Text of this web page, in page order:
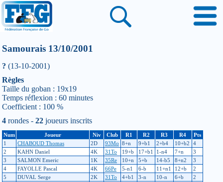
Samourais 13/10/2001
? (13-10-2001)
Règles
Taille du goban : 19x19
Temps réflexion : 60 minutes
Coefficient : 100 %
4 rondes - 22 joueurs inscrits
Num Joueur Niv Club R1 R2 R3 R4
Pts
1
CHABOUD Thomas 2D 93Mo 8+n 9+b1 2+b4 10+b2
4
2
KAHN Daniel 4K 31To 19+b 17+b1 1-n4 7+n
3
3
SALMON Emeric 1K 35Re 10+n 5+b 14-b5 8+n2
3
4
FAYOLLE Pascal 4K 66Pe 5-n1 6-b 11+n1 12+b
2
5
DUVAL Serge 2K 31To 4+b1 3-n 10-n 6+b
2